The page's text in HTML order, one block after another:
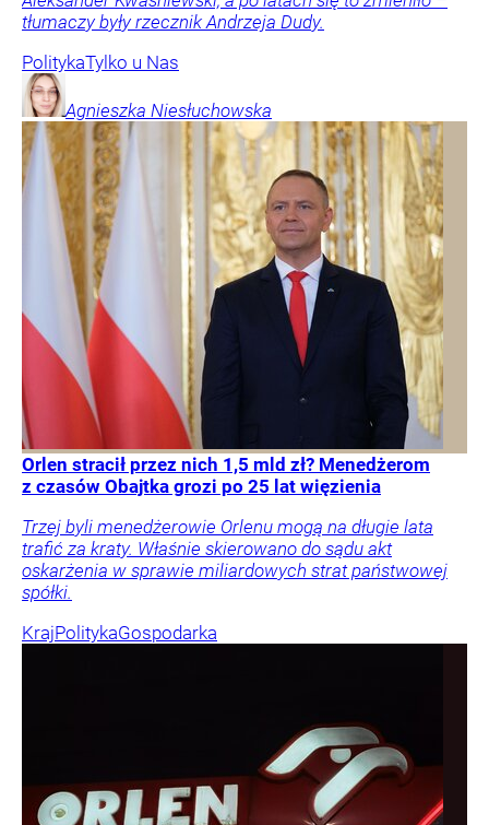
tłumaczy były rzecznik Andrzeja Dudy.
PolitykaTylko u Nas
Agnieszka Niesłuchowska
Orlen stracił przez nich 1,5 mld zł? Menedżerom
z czasów Obajtka grozi po 25 lat więzienia
Trzej byli menedżerowie Orlenu mogą na długie lata
trafić za kraty. Właśnie skierowano do sądu akt
oskarżenia w sprawie miliardowych strat państwowej
spółki.
KrajPolitykaGospodarka